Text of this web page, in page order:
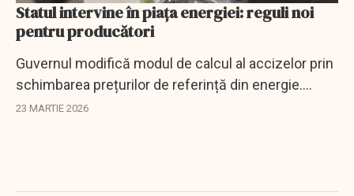
Statul intervine în piața energiei: reguli noi
pentru producători
Guvernul modifică modul de calcul al accizelor prin
schimbarea prețurilor de referință din energie.
Impact posibil asupra prețului carburanților.
23 MARTIE 2026